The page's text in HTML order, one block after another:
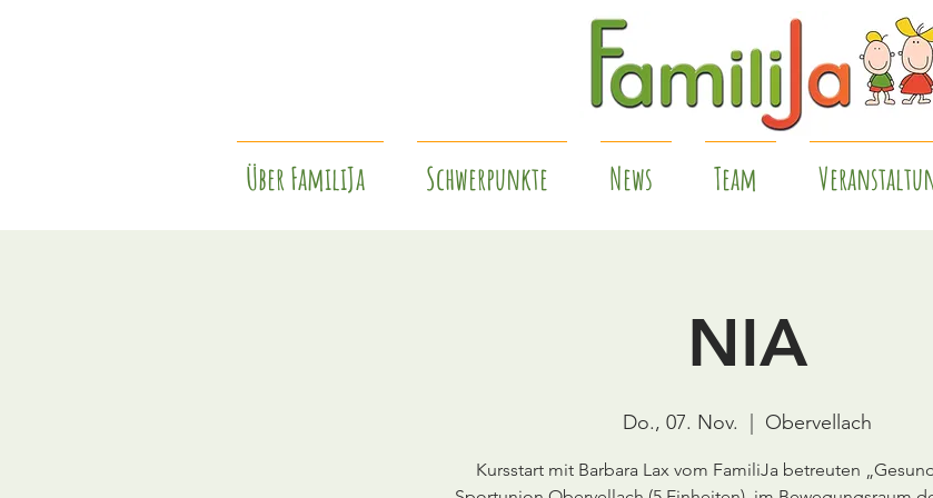
Über FamiliJa Schwerpunkte News Team
NIA
Do., 07. Nov. Obervellach
Kursstart mit Barbara Lax vom FamiliJa betreuten